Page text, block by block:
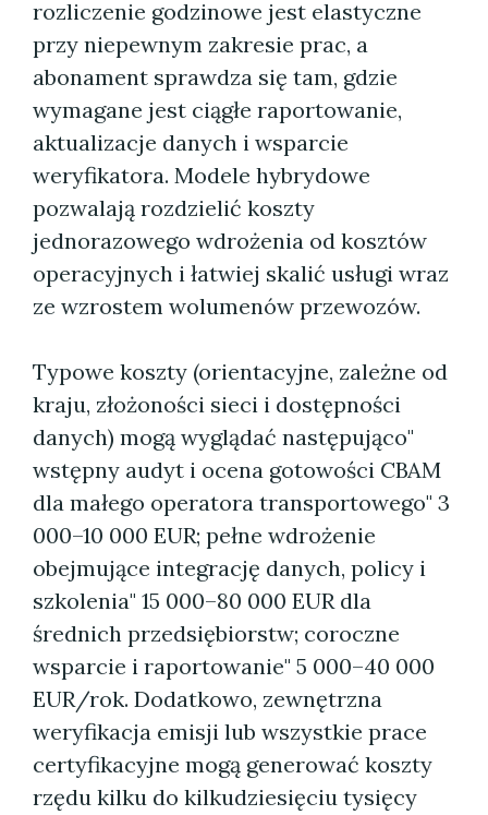
rozliczenie godzinowe jest elastyczne
przy niepewnym zakresie prac, a
abonament sprawdza się tam, gdzie
wymagane jest ciągłe raportowanie,
aktualizacje danych i wsparcie
weryfikatora. Modele hybrydowe
pozwalają rozdzielić koszty
jednorazowego wdrożenia od kosztów
operacyjnych i łatwiej skalić usługi wraz
ze wzrostem wolumenów przewozów.
Typowe koszty (orientacyjne, zależne od
kraju, złożoności sieci i dostępności
danych) mogą wyglądać następująco"
wstępny audyt i ocena gotowości CBAM
dla małego operatora transportowego" 3
000–10 000 EUR; pełne wdrożenie
obejmujące integrację danych, policy i
szkolenia" 15 000–80 000 EUR dla
średnich przedsiębiorstw; coroczne
wsparcie i raportowanie" 5 000–40 000
EUR/rok. Dodatkowo, zewnętrzna
weryfikacja emisji lub wszystkie prace
certyfikacyjne mogą generować koszty
rzędu kilku do kilkudziesięciu tysięcy